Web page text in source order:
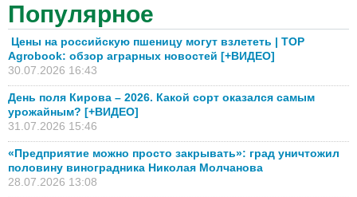
Популярное
Цены на российскую пшеницу могут взлететь | TOP
Agrobook: обзор аграрных новостей [+ВИДЕО]
30.07.2026 16:43
День поля Кирова – 2026. Какой сорт оказался самым
урожайным? [+ВИДЕО]
31.07.2026 15:46
«Предприятие можно просто закрывать»: град уничтожил
половину виноградника Николая Молчанова
28.07.2026 13:08